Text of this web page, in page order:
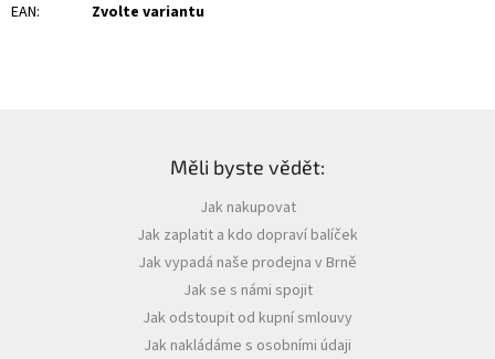
EAN: Zvolte variantu
Měli byste vědět:
Jak nakupovat
Jak zaplatit a kdo dopraví balíček
Jak vypadá naše prodejna v Brně
Jak se s námi spojit
Jak odstoupit od kupní smlouvy
Jak nakládáme s osobními údaji